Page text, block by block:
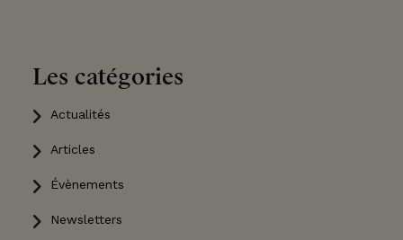
Les catégories
Actualités
Articles
Évènements
Newsletters